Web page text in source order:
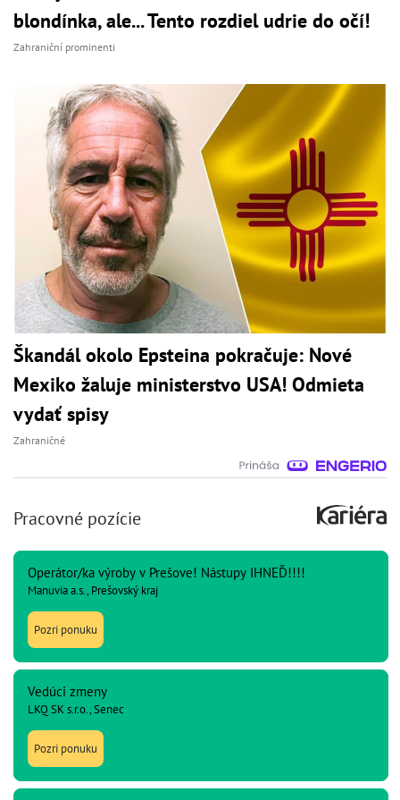
blondínka, ale... Tento rozdiel udrie do očí!
Zahraniční prominenti
Škandál okolo Epsteina pokračuje: Nové
Mexiko žaluje ministerstvo USA! Odmieta
vydať spisy
Zahraničné
Pracovné pozície
Operátor/ka výroby v Prešove! Nástupy IHNEĎ!!!!
Manuvia a.s., Prešovský kraj
Pozri ponuku
Vedúci zmeny
LKQ SK s.r.o., Senec
Pozri ponuku